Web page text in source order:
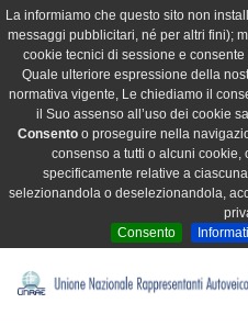
La informiamo che questo sito non
messaggi pubblicitari, né per altri fini);
cookie tecnici di sessione e
Quale ulteriore espressione della
normativa vigente, Le chiediamo il
il Suo assenso all’uso dei cookie
Consento o proseguire nella
consenso a tutti o alcuni
specificamente relative a
selezionandola o deselezionandola,
Consento